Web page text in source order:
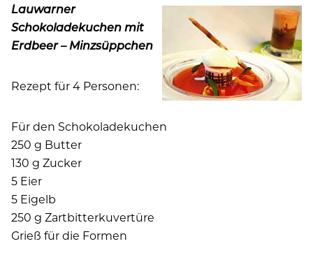
Lauwarner
Schokoladekuchen mit
Erdbeer – Minzsüppchen
Rezept für 4 Personen:
Für den Schokoladekuchen
250 g Butter
130 g Zucker
5 Eier
5 Eigelb
250 g Zartbitterkuvertüre
Grieß für die Formen